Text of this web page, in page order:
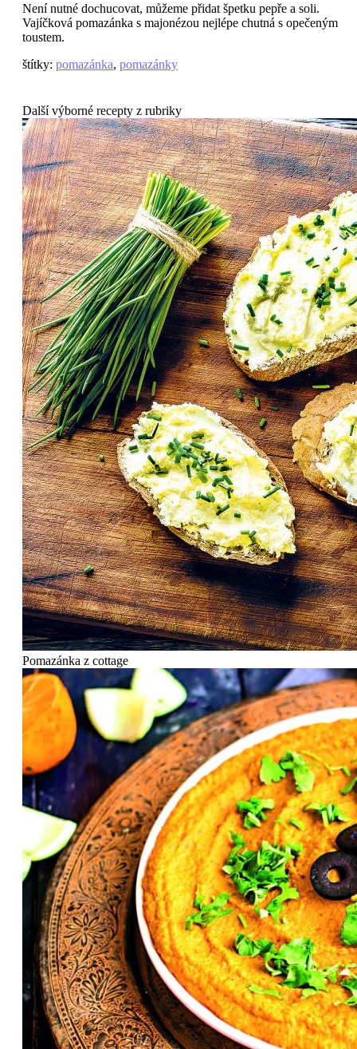
Není nutné dochucovat, můžeme přidat špetku pepře a soli.
Vajíčková pomazánka s majonézou nejlépe chutná s opečeným
toustem.
štítky: pomazánka, pomazánky
Další výborné recepty z rubriky
Pomazánka z cottage